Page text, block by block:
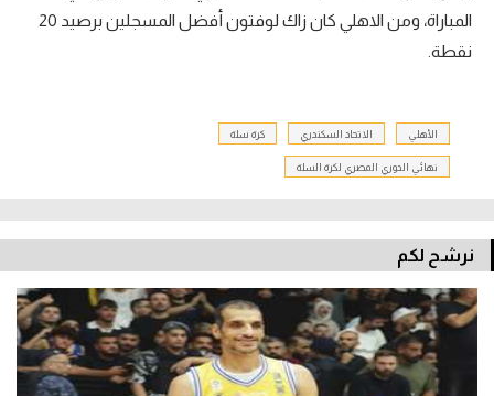
المباراة، ومن الاهلي كان زاك لوفتون أفضل المسجلين برصيد 20
نقطة.
الأهلي الاتحاد السكندري كرة سلة
نهائي الدوري المصري لكرة السلة
نرشح لكم